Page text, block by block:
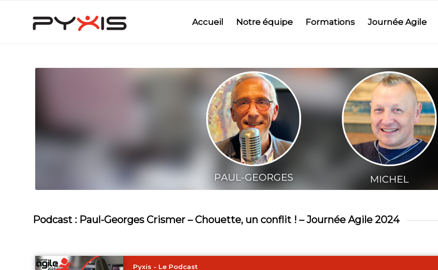
Accueil Notre équipe Formations Journée Agile
Podcast : Paul-Georges Crismer – Chouette, un conflit ! – Journée Agile 2024